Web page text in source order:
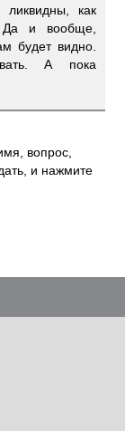
как
Да и вообще,
будет видно.
А пока
вопрос,
и нажмите